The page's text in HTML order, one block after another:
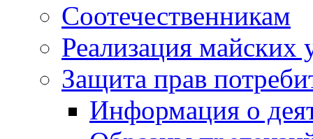
Соотечественникам
Реализация майских
Защита прав
Информация о